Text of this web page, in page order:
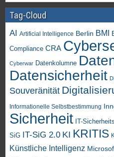
Tag-Cloud
AI Artificial Intelligence Berlin BMI
Compliance CRA
Cyberwar Datenkolumne
Datensicherheit
Souveränität
Informationelle Selbstbestimmung
Sicherheit IT-
SiG IT-SiG 2.0 KI KRITIS
Künstliche Intelligenz